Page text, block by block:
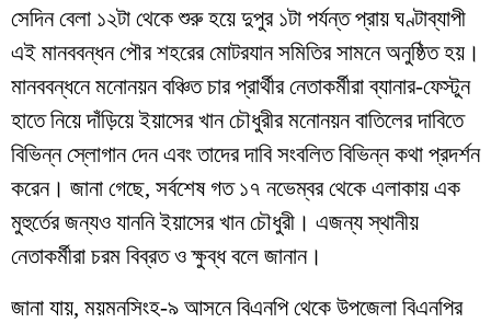
সেদিন বেলা ১২টা থেকে শুরু হয়ে দুপুর ১টা পর্যন্ত প্রায় ঘণ্টাব্যাপী
এই মানববন্ধন পৌর শহরের মোটরযান সমিতির সামনে অনুষ্ঠিত হয়।
মানববন্ধনে মনোনয়ন বঞ্চিত চার প্রার্থীর নেতাকর্মীরা ব্যানার-ফেস্টুন
হাতে নিয়ে দাঁড়িয়ে ইয়াসের খান চৌধুরীর মনোনয়ন বাতিলের দাবিতে
বিভিন্ন স্লোগান দেন এবং তাদের দাবি সংবলিত বিভিন্ন কথা প্রদর্শন
করেন। জানা গেছে, সর্বশেষ গত ১৭ নভেম্বর থেকে এলাকায় এক
মুহুর্তের জন্যও যাননি ইয়াসের খান চৌধুরী। এজন্য স্থানীয়
নেতাকর্মীরা চরম বিব্রত ও ক্ষুব্ধ বলে জানান।
জানা যায়, ময়মনসিংহ-৯ আসনে বিএনপি থেকে উপজেলা বিএনপির